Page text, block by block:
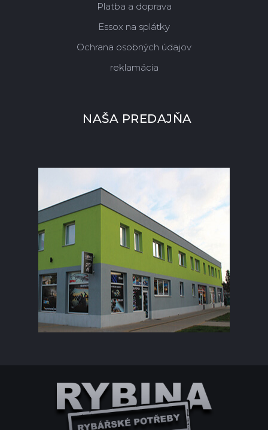
Platba a doprava
Essox na splátky
Ochrana osobných údajov
reklamácia
NAŠA PREDAJŇA